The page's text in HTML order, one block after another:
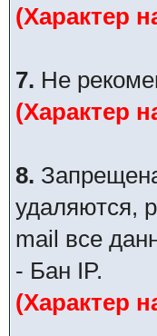
(Характер
7. Не
(Характер
8.
удаляются,
mail все
- Бан IP.
(Характер